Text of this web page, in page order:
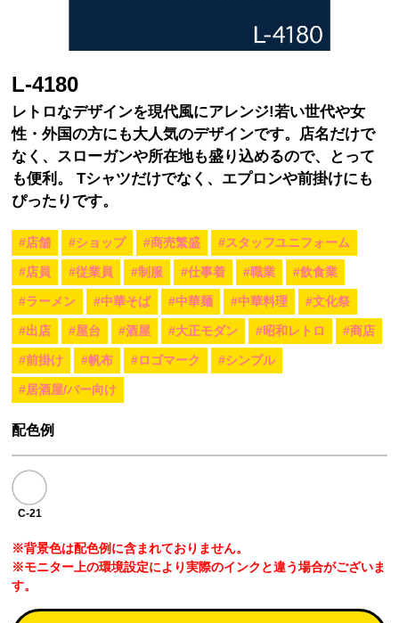
L-4180
レトロなデザインを現代風にアレンジ!若い世代や女
性・外国の方にも大人気のデザインです。店名だけで
なく、スローガンや所在地も盛り込めるので、とって
も便利。 Tシャツだけでなく、エプロンや前掛けにも
ぴったりです。
#店舗 #ショップ #商売繁盛 #スタッフユニフォーム
#店員 #従業員 #制服 #仕事着 #職業 #飲食業
#ラーメン #中華そば #中華麺 #中華料理 #文化祭
#出店 #屋台 #酒屋 #大正モダン #昭和レトロ #商店
#前掛け #帆布 #ロゴマーク #シンプル
#居酒屋/バー向け
配色例
C-21
※背景色は配色例に含まれておりません。
※モニター上の環境設定により実際のインクと違う場合がございま
す。